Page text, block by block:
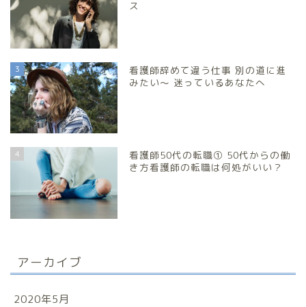
ス
3
看護師辞めて違う仕事 別の道に進
みたい～ 迷っているあなたへ
4
看護師50代の転職① 50代からの働
き方看護師の転職は何処がいい？
アーカイブ
2020年5月